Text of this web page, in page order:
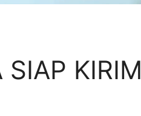
SIAP KIRIM